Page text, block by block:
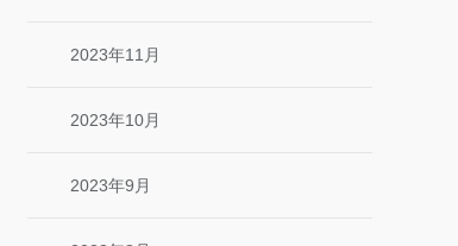
2023年11月
2023年10月
2023年9月